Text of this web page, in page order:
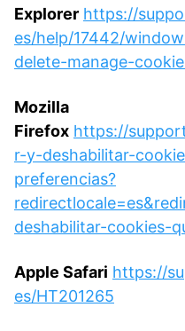
Explorer https://
es/help/17442/
delete-manage-
Mozilla
Firefox https://
r-y-deshabilitar-
preferencias?
deshabilitar-cookies-
Apple Safari https://
es/HT201265